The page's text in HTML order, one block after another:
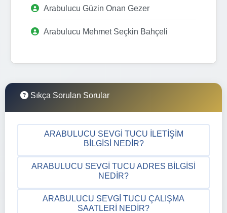
Arabulucu Güzin Onan Gezer
Arabulucu Mehmet Seçkin Bahçeli
Sıkça Sorulan Sorular
ARABULUCU SEVGI TUCU İLETIŞIM
BILGISI NEDIR?
ARABULUCU SEVGI TUCU ADRES BILGISI
NEDIR?
ARABULUCU SEVGI TUCU ÇALIŞMA
SAATLERI NEDIR?